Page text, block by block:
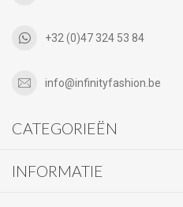
+32 (0)47 324 53 84
info@infinityfashion.be
CATEGORIEËN
INFORMATIE